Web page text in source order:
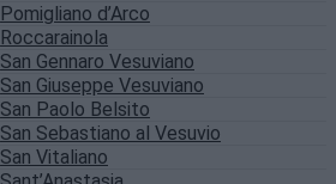
Pomigliano d’Arco
Roccarainola
San Gennaro Vesuviano
San Giuseppe Vesuviano
San Paolo Belsito
San Sebastiano al Vesuvio
San Vitaliano